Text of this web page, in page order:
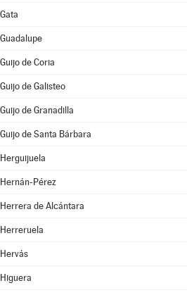
Gata
Guadalupe
Guijo de Coria
Guijo de Galisteo
Guijo de Granadilla
Guijo de Santa Bárbara
Herguijuela
Hernán-Pérez
Herrera de Alcántara
Herreruela
Hervás
Higuera